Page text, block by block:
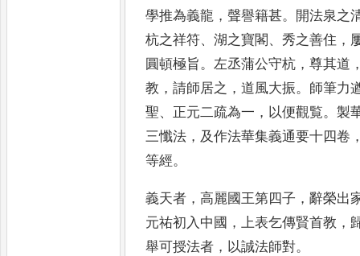
學推為義龍 ，聲譽籍甚。
開法泉之
杭之祥符、湖之寶閣 、秀之善住 ，
圓頓極旨。左丞蒲公守杭 ，尊其道
教 ，請師居之 ，道風大振。 師筆力
聖、 正元二疏為一 ， 以便觀覧。製
三懺法 ， 及作法華集義通要十四卷
等經。
義天者 ，高麗國王第四子 ，辭榮出
元祐初入中國 ，上表乞傳賢首教 ，
舉可授法者 ， 以誠法師對。